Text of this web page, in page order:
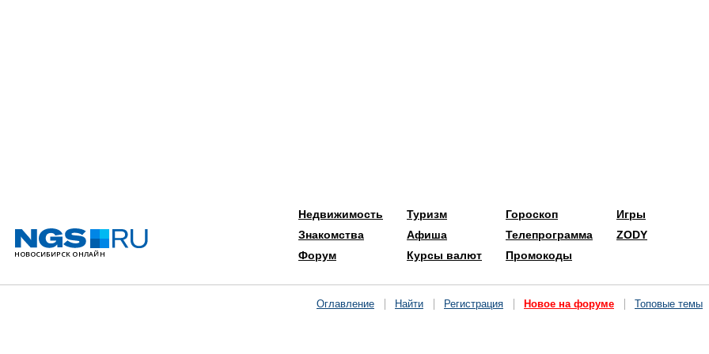
Недвижимость
Знакомства
Форум
Туризм
Афиша
Курсы валют
Гороскоп
Телепрограмма
Промокоды
Игры
ZODY
Оглавление Найти Регистрация Новое на форуме Топовые темы